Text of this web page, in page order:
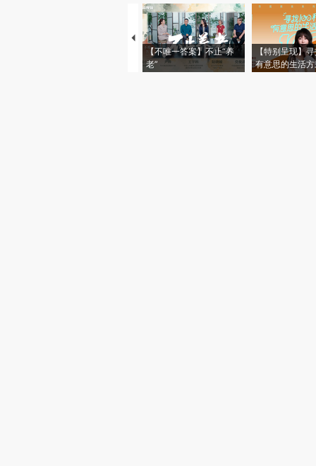
【不唯一答案】不止“养
老”
【特别呈现】
有意思的生活方